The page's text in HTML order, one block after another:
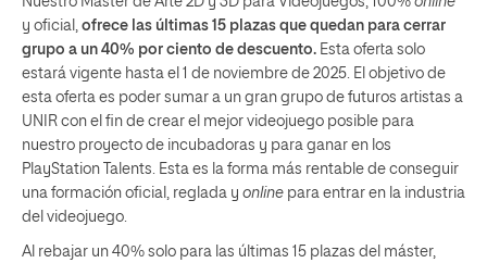
y oficial, ofrece las últimas 15 plazas que quedan para cerrar
grupo a un 40% por ciento de descuento. Esta oferta solo
estará vigente hasta el 1 de noviembre de 2025. El objetivo de
esta oferta es poder sumar a un gran grupo de futuros artistas a
UNIR con el fin de crear el mejor videojuego posible para
nuestro proyecto de incubadoras y para ganar en los
PlayStation Talents. Esta es la forma más rentable de conseguir
una formación oficial, reglada y online para entrar en la industria
del videojuego.
Al rebajar un 40% solo para las últimas 15 plazas del máster,